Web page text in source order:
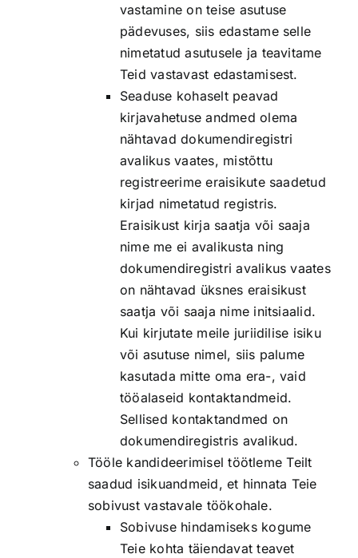
vastamine on teise asutuse
pädevuses, siis edastame selle
nimetatud asutusele ja teavitame
Teid vastavast edastamisest.
Seaduse kohaselt peavad
kirjavahetuse andmed olema
nähtavad dokumendiregistri
avalikus vaates, mistõttu
registreerime eraisikute saadetud
kirjad nimetatud registris.
Eraisikust kirja saatja või saaja
nime me ei avalikusta ning
dokumendiregistri avalikus vaates
on nähtavad üksnes eraisikust
saatja või saaja nime initsiaalid.
Kui kirjutate meile juriidilise isiku
või asutuse nimel, siis palume
kasutada mitte oma era-, vaid
tööalaseid kontaktandmeid.
Sellised kontaktandmed on
dokumendiregistris avalikud.
Tööle kandideerimisel töötleme Teilt
saadud isikuandmeid, et hinnata Teie
sobivust vastavale töökohale.
Sobivuse hindamiseks kogume
Teie kohta täiendavat teavet